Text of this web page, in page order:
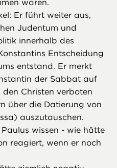
waren.
Er führt weiter aus,
Judentum und
innerhalb des
Entscheidung
entstand. Er merkt
der Sabbat auf
Christen verboten
über die Datierung von
auszutauschen.
wissen - wie hätte
reagiert, wenn er noch